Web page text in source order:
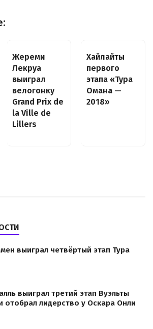
Жереми
Лекруа
выиграл
велогонку
Grand Prix de
la Ville de
Lillers
Хайлайты
первого
этапа «Тура
Омана —
2018»
выиграл четвёртый этап Тура
выиграл третий этап Вуэльты
отобрал лидерство у Оскара Онли